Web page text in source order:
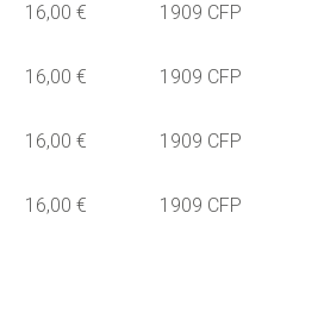
16,00 € 1909 CFP
16,00 € 1909 CFP
16,00 € 1909 CFP
16,00 € 1909 CFP